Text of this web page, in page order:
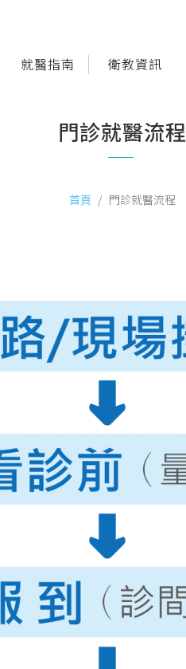
就醫指南 衛教資訊
門診就醫流程
首頁 門診就醫流程